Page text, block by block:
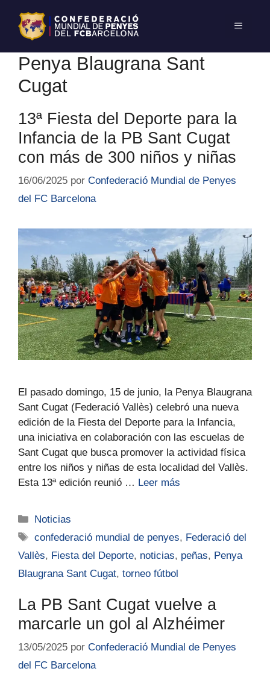
Penya Blaugrana Sant
Cugat
13ª Fiesta del Deporte para la
Infancia de la PB Sant Cugat
con más de 300 niños y niñas
16/06/2025 por Confederació Mundial de Penyes
del FC Barcelona
El pasado domingo, 15 de junio, la Penya Blaugrana
Sant Cugat (Federació Vallès) celebró una nueva
edición de la Fiesta del Deporte para la Infancia,
una iniciativa en colaboración con las escuelas de
Sant Cugat que busca promover la actividad física
entre los niños y niñas de esta localidad del Vallès.
Esta 13ª edición reunió … Leer más
Noticias
confederació mundial de penyes, Federació del
Vallès, Fiesta del Deporte, noticias, peñas, Penya
Blaugrana Sant Cugat, torneo fútbol
La PB Sant Cugat vuelve a
marcarle un gol al Alzhéimer
13/05/2025 por Confederació Mundial de Penyes
del FC Barcelona